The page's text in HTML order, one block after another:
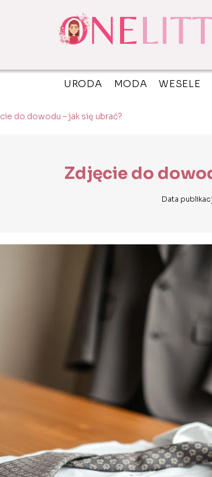
URODA MODA WESELE
do dowodu – jak się ubrać?
Zdjęcie do
Data